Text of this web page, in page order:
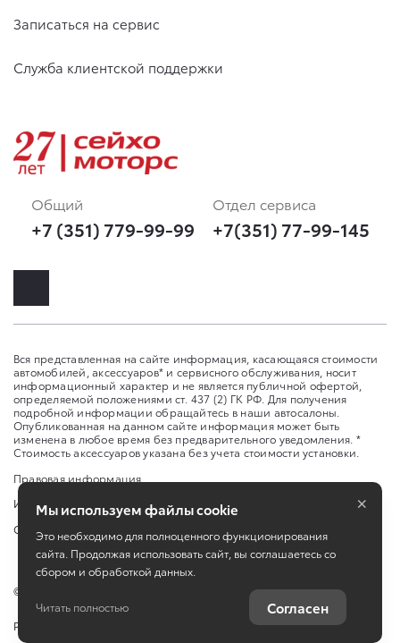
Записаться на сервис
Служба клиентской поддержки
Общий
+7 (351) 779-99-99
Отдел сервиса
+7(351) 77-99-145
Вся представленная на сайте информация, касающаяся стоимости
автомобилей, аксессуаров* и сервисного обслуживания, носит
информационный характер и не является публичной офертой,
определяемой положениями ст. 437 (2) ГК РФ. Для получения
подробной информации обращайтесь в наши автосалоны.
Опубликованная на данном сайте информация может быть
изменена в любое время без предварительного уведомления. *
Стоимость аксессуаров указана без учета стоимости установки.
Правовая информация
Изменить настройку cookies
Сбросить cookie
©
Работает на технологиях
Мы используем файлы cookie
Это необходимо для полноценного функционирования
сайта. Продолжая использовать сайт, вы соглашаетесь со
сбором и обработкой данных.
Читать полностью Согласен
×